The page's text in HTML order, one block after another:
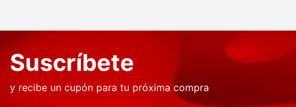
Suscríbete
y recibe un cupón para tu próxima compra